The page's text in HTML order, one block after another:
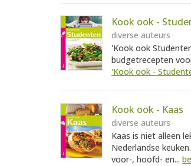
Kook ook -
diverse auteurs
'Kook ook
budgetrecepten
'Kook ook -
Kook ook - Kaas
diverse auteurs
Kaas is niet alleen
Nederlandse
voor-, hoofd- en...